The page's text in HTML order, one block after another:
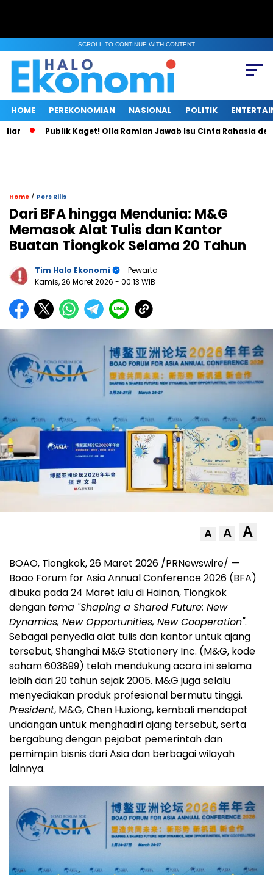
SCROLL TO CONTINUE WITH CONTENT
HOME PEREKONOMIAN NASIONAL POLITIK
Publik Kaget! Olla Ramlan Jawab Isu Cinta Rahasia
Home / Pers Rilis
Dari BFA hingga Mendunia: M&G
Memasok Alat Tulis dan Kantor
Buatan Tiongkok Selama 20 Tahun
Tim Halo Ekonomi
- Pewarta
Kamis, 26 Maret 2026 - 00:13 WIB
A A A
BOAO, Tiongkok, 26 Maret 2026 /PRNewswire/ —
Boao Forum for Asia Annual Conference 2026 (BFA)
dibuka pada 24 Maret lalu di Hainan, Tiongkok
dengan tema "Shaping a Shared Future: New
Dynamics, New Opportunities, New Cooperation".
Sebagai penyedia alat tulis dan kantor untuk ajang
tersebut, Shanghai M&G Stationery Inc. (M&G, kode
saham 603899) telah mendukung acara ini selama
lebih dari 20 tahun sejak 2005. M&G juga selalu
menyediakan produk profesional bermutu tinggi.
President, M&G, Chen Huxiong, kembali mendapat
undangan untuk menghadiri ajang tersebut, serta
bergabung dengan pejabat pemerintah dan
pemimpin bisnis dari Asia dan berbagai wilayah
lainnya.